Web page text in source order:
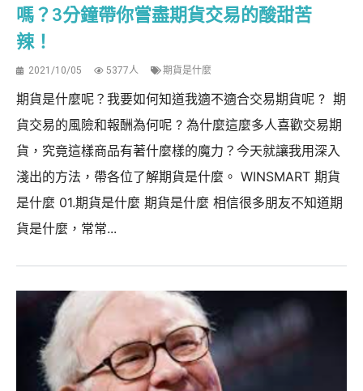
嗎？3分鐘帶你嘗盡期貨交易的酸甜苦
辣！
2021/10/05 5377人 期貨是什麼
期貨是什麼呢？我要如何知道我適不適合交易期貨呢 ? 期
貨交易的風險和報酬為何呢 ? 為什麼這麼多人喜歡交易期
貨，究竟這樣商品有著什麼樣的魔力？今天就讓我用深入
淺出的方法，帶各位了解期貨是什麼。 WINSMART 期貨
是什麼 01.期貨是什麼 期貨是什麼 相信很多朋友不知道期
貨是什麼，常常...